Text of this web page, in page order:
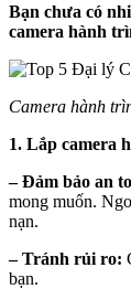
Bạn chưa có
camera hành
Camera hành
1. Lắp camera
– Đảm bảo an
mong muốn.
nạn.
– Tránh rủi ro:
bạn.